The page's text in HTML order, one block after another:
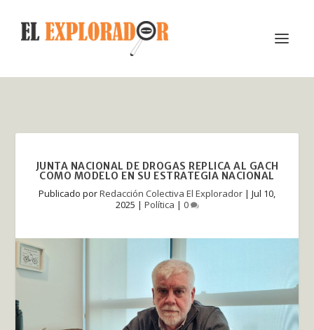
JUNTA NACIONAL DE DROGAS REPLICA AL GACH
COMO MODELO EN SU ESTRATEGIA NACIONAL
Publicado porRedacción Colectiva El Explorador | Jul 10,
2025 | Política | 0